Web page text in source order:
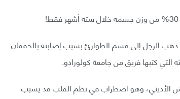
ذهب الرجل إلى قسم الطوارئ بسبب إصابته بالخفقان
التي كتبها فريق من جامعة كولورادو.
الأذيني، وهو اضطراب في نظم القلب قد يسبب